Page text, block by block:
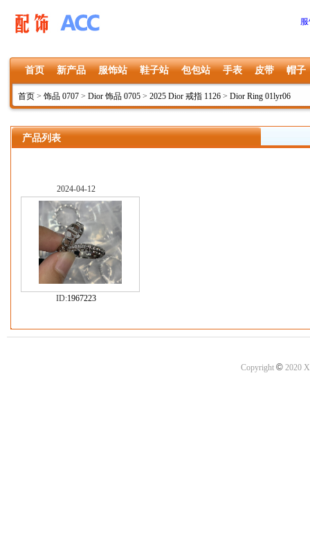
首页 新产品 服饰站 鞋子站 包包站 手表 皮带 帽子
首页 > 饰品 0707 > Dior 饰品 0705 > 2025 Dior 戒指 1126 > Dior Ring 01lyr06
产品列表
2024-04-12
ID:1967223
Copyright ©2020